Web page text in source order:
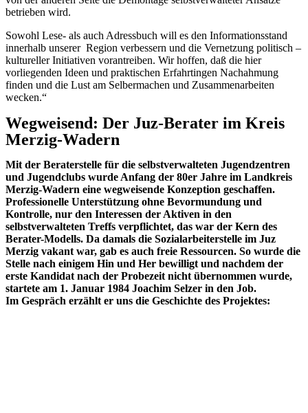
betrieben wird.
Sowohl Lese- als auch Adressbuch will es den Informationsstand
innerhalb unserer Region verbessern und die Vernetzung politisch –
kultureller Initiativen vorantreiben. Wir hoffen, daß die hier
vorliegenden Ideen und praktischen Erfahrtingen Nachahmung
finden und die Lust am Selbermachen und Zusammenarbeiten
wecken.“
Wegweisend: Der Juz-Berater im Kreis
Merzig-Wadern
Mit der Beraterstelle für die selbstverwalteten Jugendzentren
und Jugendclubs wurde Anfang der 80er Jahre im Landkreis
Merzig-Wadern eine wegweisende Konzeption geschaffen.
Professionelle Unterstützung ohne Bevormundung und
Kontrolle, nur den Interessen der Aktiven in den
selbstverwalteten Treffs verpflichtet, das war der Kern des
Berater-Modells. Da damals die Sozialarbeiterstelle im Juz
Merzig vakant war, gab es auch freie Ressourcen. So wurde die
Stelle nach einigem Hin und Her bewilligt und nachdem der
erste Kandidat nach der Probezeit nicht übernommen wurde,
startete am 1. Januar 1984 Joachim Selzer in den Job.
Im Gespräch erzählt er uns die Geschichte des Projektes: